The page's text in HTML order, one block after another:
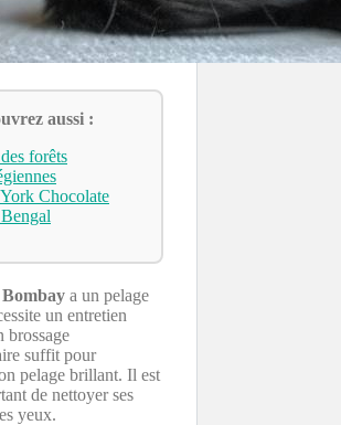
aussi :
forêts
Chocolate
Bombay a un pelage
un entretien
brossage
suffit pour
pelage brillant. Il est
de nettoyer ses
yeux.